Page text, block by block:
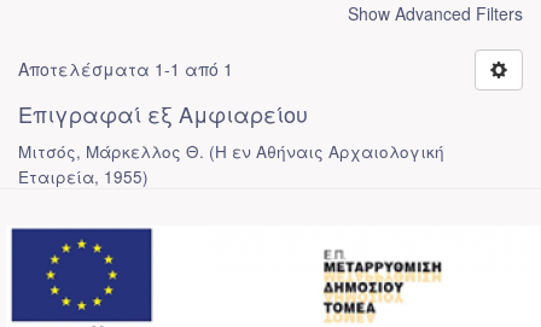
Show Advanced Filters
Αποτελέσματα 1-1 από 1
Επιγραφαί εξ Αμφιαρείου
Μιτσός, Μάρκελλος Θ. (Η εν Αθήναις Αρχαιολογική
Εταιρεία, 1955)